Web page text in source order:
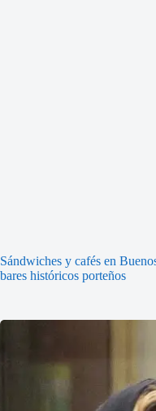
Sándwiches y cafés en
bares históricos porteños